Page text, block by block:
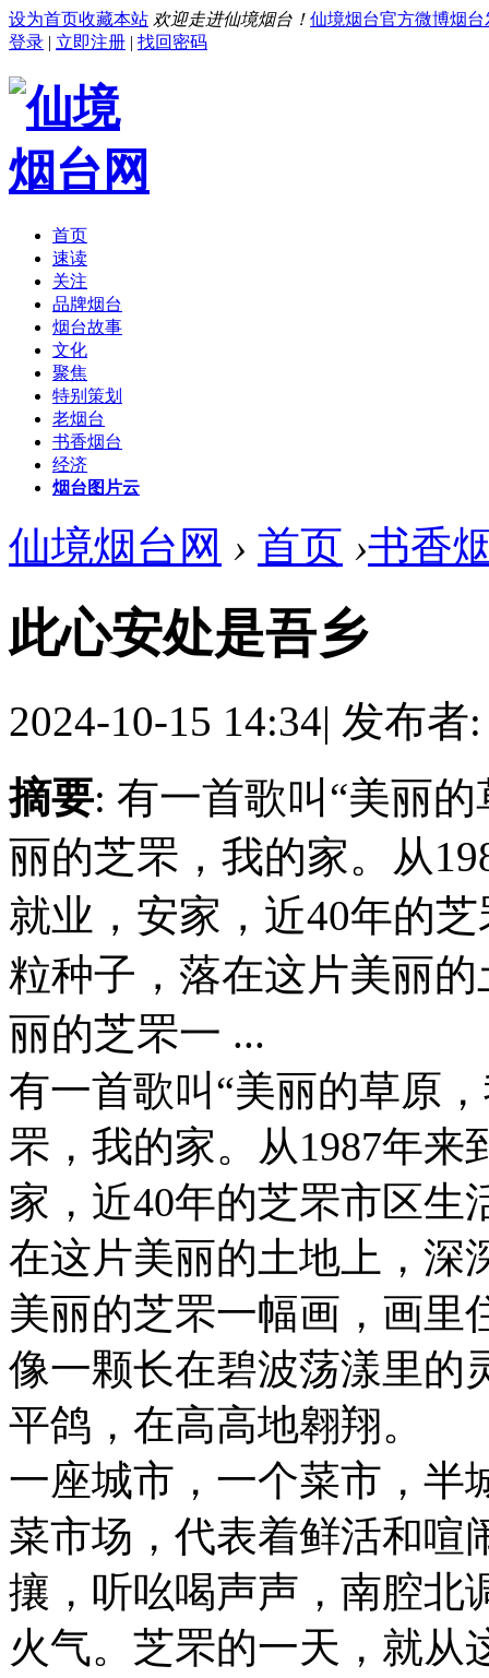
设为首页收藏本站 欢迎走进仙境烟台！ 仙境烟台官方微博烟台
登录 | 立即注册 | 找回密码
首页
速读
关注
品牌烟台
烟台故事
文化
聚焦
特别策划
老烟台
书香烟台
经济
烟台图片云
仙境烟台网 › 首页 ›书香
此心安处是吾乡
2024-10-15 14:34| 发布者
摘要: 有一首歌叫“美丽
丽的芝罘，我的家。从
就业，安家，近40年的
粒种子，落在这片美丽
丽的芝罘一 ...
有一首歌叫“美丽的草原
罘，我的家。从1987年
家，近40年的芝罘市区生
在这片美丽的土地上，深
美丽的芝罘一幅画，画里
像一颗长在碧波荡漾里的
平鸽，在高高地翱翔。
一座城市，一个菜市，半
菜市场，代表着鲜活和喧
攘，听吆喝声声，南腔北
火气。芝罘的一天，就从